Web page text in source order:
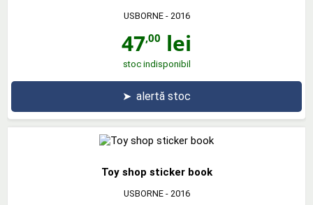
USBORNE- 2016
47,00 lei
stoc indisponibil
➤ alertă stoc
Toy shop sticker book
USBORNE- 2016